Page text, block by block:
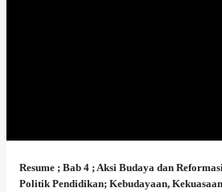
Resume ; Bab 4 ; Aksi Budaya dan
Politik Pendidikan; Kebudayaan,